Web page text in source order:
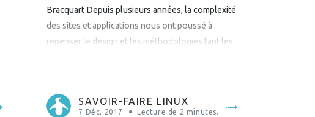
Bracquart Depuis plusieurs années, la complexité
des sites et applications nous ont poussé à
repenser le design et les méthodologies tant les
dans ce contexte qu’est apparu le design […]
SAVOIR-FAIRE LINUX
7 Déc. 2017 Lecture de 2 minutes.